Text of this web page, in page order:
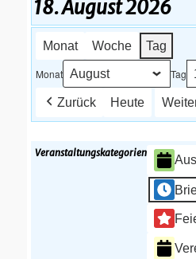
18. August 2026
Monat Woche Tag
Monat Tag
Zurück Heute
Veranstaltungskategorien